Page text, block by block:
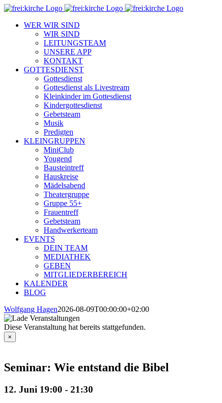
Zum
springenWER WIR SIND
WIR SIND
LEITUNGSTEAM
UNSERE APP
KONTAKT
GOTTESDIENST
Gottesdienst
Gottesdienst als Livestream
Kleinkinder im Gottesdienst
Kindergottesdienst
Gebetsteam
Musik
Predigten
KLEINGRUPPEN
MiniClub
Yougend
Bausteintreff
Hauskreise
Mädelsabend
Theatergruppe
Gruppe 55+
Frauentreff
Gebetsteam
Handwerkerteam
EVENTS
DEIN TEAM
MEDIATHEK
GEBEN
MITGLIEDERBEREICH
KALENDER
BLOG
Wolfgang Hagen2026-08-09T00:00:00+02:00
Diese Veranstaltung hat bereits stattgefunden.
×
Seminar: Wie entstand die Bibel
12. Juni 19:00 - 21:30